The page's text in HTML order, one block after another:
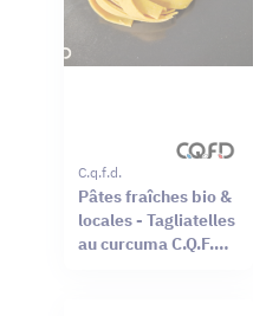
C.q.f.d.
Pâtes fraîches bio &
locales - Tagliatelles
au curcuma C.Q.F.D.